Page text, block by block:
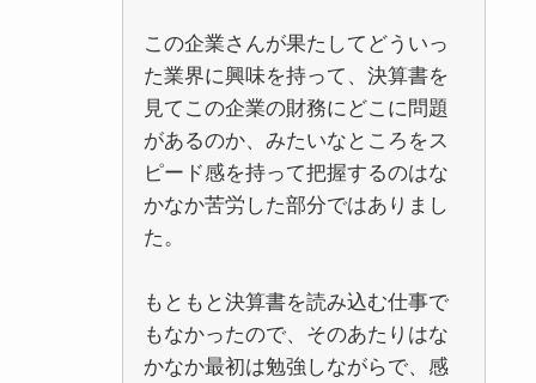
この企業さんが果たしてどういっ
た業界に興味を持って、決算書を
見てこの企業の財務にどこに問題
があるのか、みたいなところをス
ピード感を持って把握するのはな
かなか苦労した部分ではありまし
た。
もともと決算書を読み込む仕事で
もなかったので、そのあたりはな
かなか最初は勉強しながらで、感